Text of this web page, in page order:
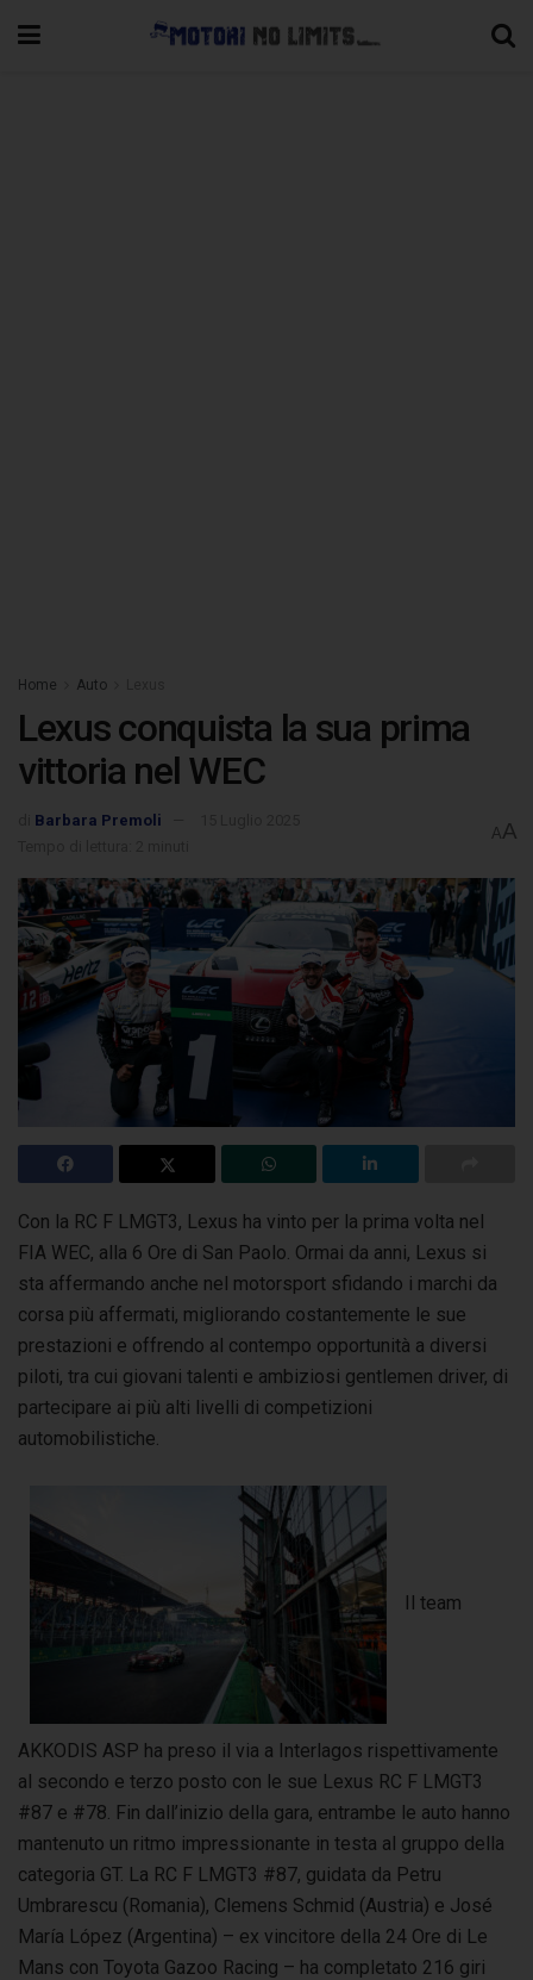
Home Auto
Lexus conquista la sua prima
vittoria nel WEC
Barbara Premoli
AA
Con la RC F LMGT3, Lexus ha vinto per la prima volta nel
FIA WEC, alla 6 Ore di San Paolo. Ormai da anni, Lexus si
sta affermando anche nel motorsport sfidando i marchi da
corsa più affermati, migliorando costantemente le sue
prestazioni e offrendo al contempo opportunità a diversi
piloti, tra cui giovani talenti e ambiziosi gentlemen driver, di
partecipare ai più alti livelli di competizioni
automobilistiche.
Il team
AKKODIS ASP ha preso il via a Interlagos rispettivamente
al secondo e terzo posto con le sue Lexus RC F LMGT3
#87 e #78. Fin dall’inizio della gara, entrambe le auto hanno
mantenuto un ritmo impressionante in testa al gruppo della
categoria GT. La RC F LMGT3 #87, guidata da Petru
Umbrarescu (Romania), Clemens Schmid (Austria) e José
María López (Argentina) – ex vincitore della 24 Ore di Le
Mans con Toyota Gazoo Racing – ha completato 216 giri